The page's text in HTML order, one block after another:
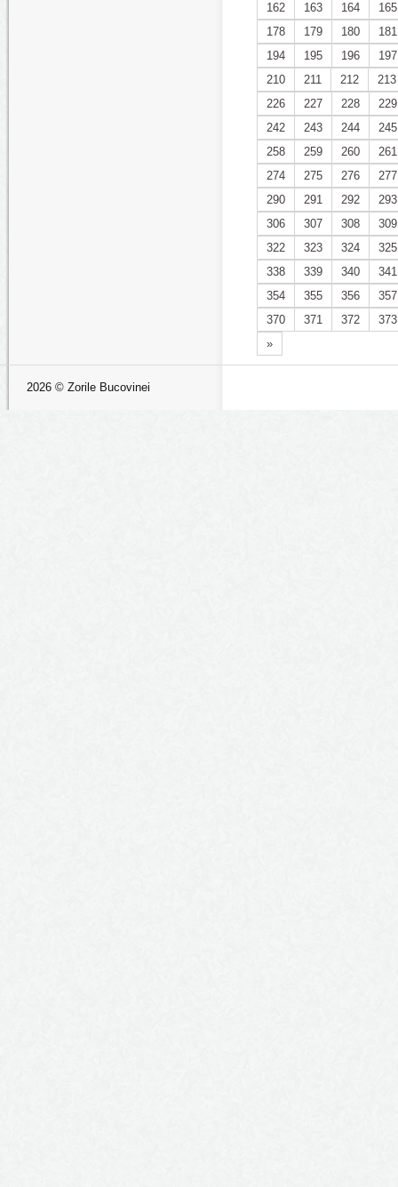
162
163 164
165
178
179 180
181
194
195 196
197
210
211 212
213
226
227 228
229
242
243 244
245
258
259 260
261
274
275 276
277
290
291 292
293
306
307 308
309
322
323 324
325
338
339 340
341
354
355 356
357
370
371 372
373
»
2026 © Zorile Bucovinei